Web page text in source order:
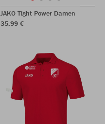
JAKO Tight Power Damen
35,99 €